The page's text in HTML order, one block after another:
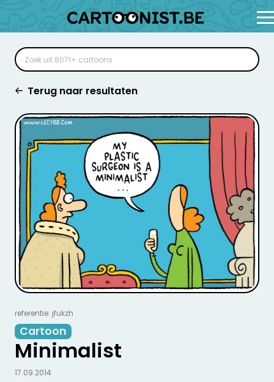
Terug naar resultaten
referentie: jfukzh
Cartoon
Minimalist
17.09.2014